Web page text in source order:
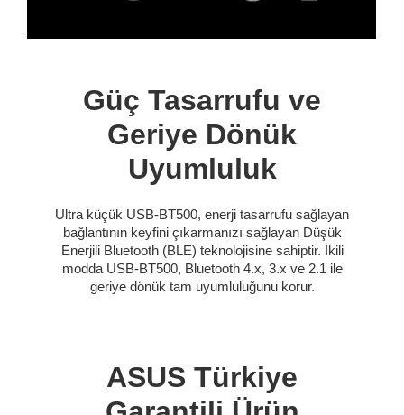
Güç Tasarrufu ve
Geriye Dönük
Uyumluluk
Ultra küçük USB-BT500, enerji tasarrufu sağlayan
bağlantının keyfini çıkarmanızı sağlayan Düşük
Enerjili Bluetooth (BLE) teknolojisine sahiptir. İkili
modda USB-BT500, Bluetooth 4.x, 3.x ve 2.1 ile
geriye dönük tam uyumluluğunu korur.
ASUS Türkiye